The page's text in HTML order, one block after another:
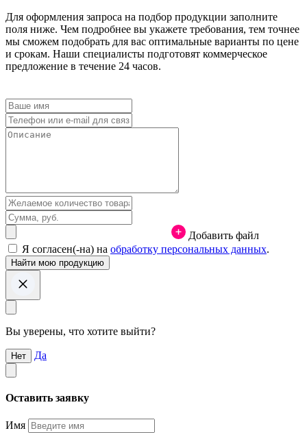
Для оформления запроса на подбор продукции заполните
поля ниже. Чем подробнее вы укажете требования, тем точнее
мы сможем подобрать для вас оптимальные варианты по цене
и срокам. Наши специалисты подготовят коммерческое
предложение в течение 24 часов.
Добавить файл
Я согласен(-на) на обработку персональных данных.
Вы уверены, что хотите выйти?
Нет Да
Оставить заявку
Имя